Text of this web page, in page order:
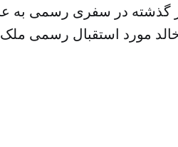
گذشته در سفری رسمی به
مورد استقبال رسمی